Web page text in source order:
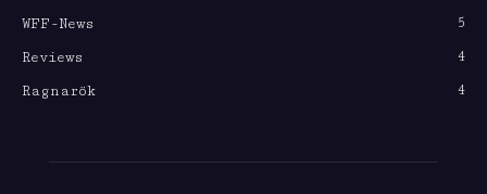
WFF-News
5
Reviews
4
Ragnarök
4